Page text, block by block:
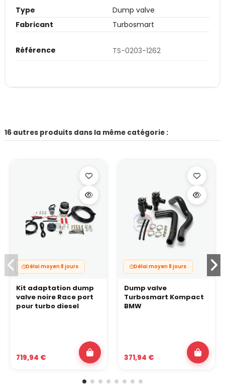
Type
Dump valve
Fabricant
Turbosmart
Référence TS-0203-1262
16 autres produits dans la même catégorie :
Délai moyen 8 jours
Kit adaptation dump
valve noire Race port
pour turbo diesel
719,94 €
Délai moyen 8 jours
Dump valve
Turbosmart Kompact
BMW
371,94 €